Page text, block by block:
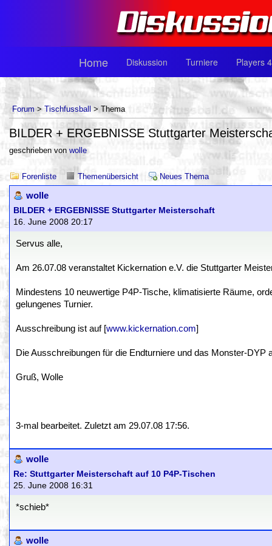
Home Diskussion Turniere Players
Forum > Tischfussball > Thema
BILDER + ERGEBNISSE Stuttgarter
geschrieben von wolle
Forenliste Themenübersicht Neues Thema
wolle
BILDER + ERGEBNISSE Stuttgarter Meisterschaft
16. June 2008 20:17
Servus alle,
Am 26.07.08 veranstaltet Kickernation e.V. die Stuttgarter
Mindestens 10 neuwertige P4P-Tische, klimatisierte Räume,
gelungenes Turnier.
Ausschreibung ist auf [www.kickernation.com]
Die Ausschreibungen für die Endturniere und das Monster-DYP
Gruß, Wolle
3-mal bearbeitet. Zuletzt am 29.07.08 17:56.
wolle
Re: Stuttgarter Meisterschaft auf 10 P4P-Tischen
25. June 2008 16:31
*schieb*
wolle